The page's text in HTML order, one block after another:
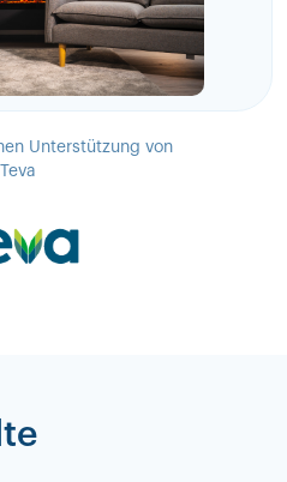
Unterstützung von
Teva